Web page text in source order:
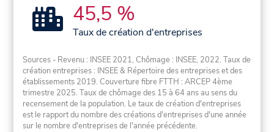
45,5 %
Taux de création d'entreprises
Sources - Revenu : INSEE 2021, Chômage : INSEE, 2022. Taux de
création entreprises : INSEE & Répertoire des entreprises et des
établissements 2019. Couverture fibre FTTH : ARCEP 4ème
trimestre 2025. Taux de chômage des 15 à 64 ans au sens du
recensement de la population. Le taux de création d'entreprises
est le rapport du nombre des créations d'entreprises d'une année
sur le nombre d'entreprises de l'année précédente.